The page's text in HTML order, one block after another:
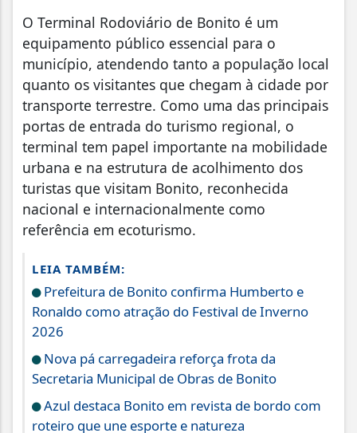
O Terminal Rodoviário de Bonito é um
equipamento público essencial para o
município, atendendo tanto a população local
quanto os visitantes que chegam à cidade por
transporte terrestre. Como uma das principais
portas de entrada do turismo regional, o
terminal tem papel importante na mobilidade
urbana e na estrutura de acolhimento dos
turistas que visitam Bonito, reconhecida
nacional e internacionalmente como
referência em ecoturismo.
LEIA TAMBÉM:
Prefeitura de Bonito confirma Humberto e
Ronaldo como atração do Festival de Inverno
2026
Nova pá carregadeira reforça frota da
Secretaria Municipal de Obras de Bonito
Azul destaca Bonito em revista de bordo com
roteiro que une esporte e natureza